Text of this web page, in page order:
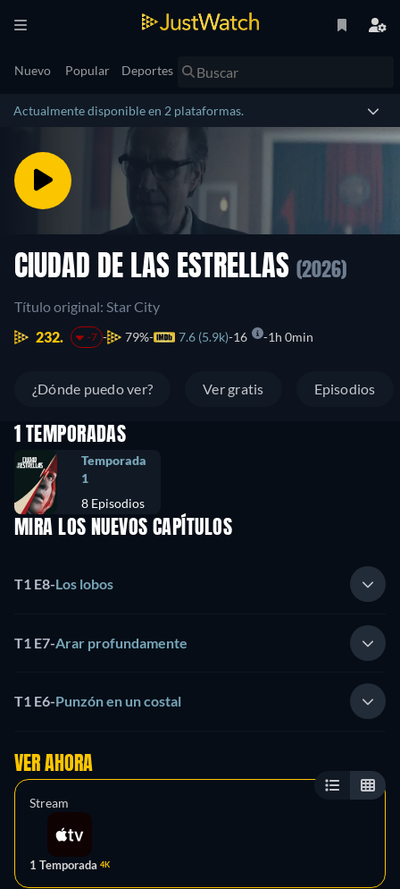
Nuevo Popular Deportes
Actualmente disponible en 2 plataformas.
CIUDAD DE LAS ESTRELLAS (2026)
Título original: Star City
232.
-7 79% 7.6 (5.9k) 16 1h 0min
¿Dónde puedo ver? Ver gratis Episodios
1 TEMPORADAS
Temporada
1
8 Episodios
MIRA LOS NUEVOS CAPÍTULOS
T1 E8-Los lobos
T1 E7-Arar profundamente
T1 E6-Punzón en un costal
VER AHORA
Stream
1 Temporada 4K